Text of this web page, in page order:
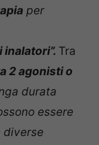
per
inalatori”. Tra
2 agonisti o
durata
essere
diverse